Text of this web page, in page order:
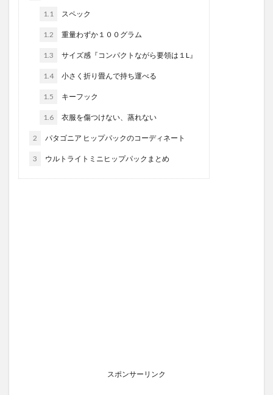
1.1 スペック
1.2 重量わずか１００グラム
1.3 サイズ感『コンパクトながら要領は１L』
1.4 小さく折り畳んで持ち運べる
1.5 キーフック
1.6 衣服を傷つけない、蒸れない
2 パタゴニア ヒップパックのコーディネート
3 ウルトライトミニヒップパックまとめ
スポンサーリンク